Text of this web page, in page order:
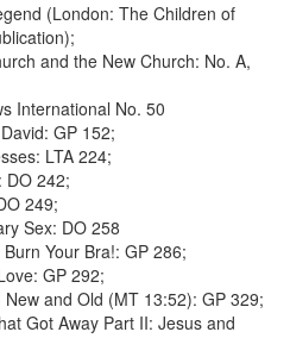
(London: The Children of
and the New Church: No. A,
International No. 50
GP 152;
LTA 224;
DO 242;
249;
Sex: DO 258
Your Bra!: GP 286;
GP 292;
and Old (MT 13:52): GP 329;
Got Away Part II: Jesus and